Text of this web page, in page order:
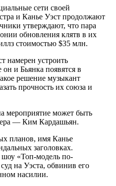
сети своей
и Канье Уэст продолжают
утверждают, что пара
обновления клятв в их
стоимостью $35 млн.
намерен устроить
и Бьянка появятся в
решение музыкант
прочность их союза и
мероприятие может быть
— Ким Кардашьян.
планов, имя Канье
заголовках.
«Топ-модель по-
на Уэста, обвинив его
насилии.